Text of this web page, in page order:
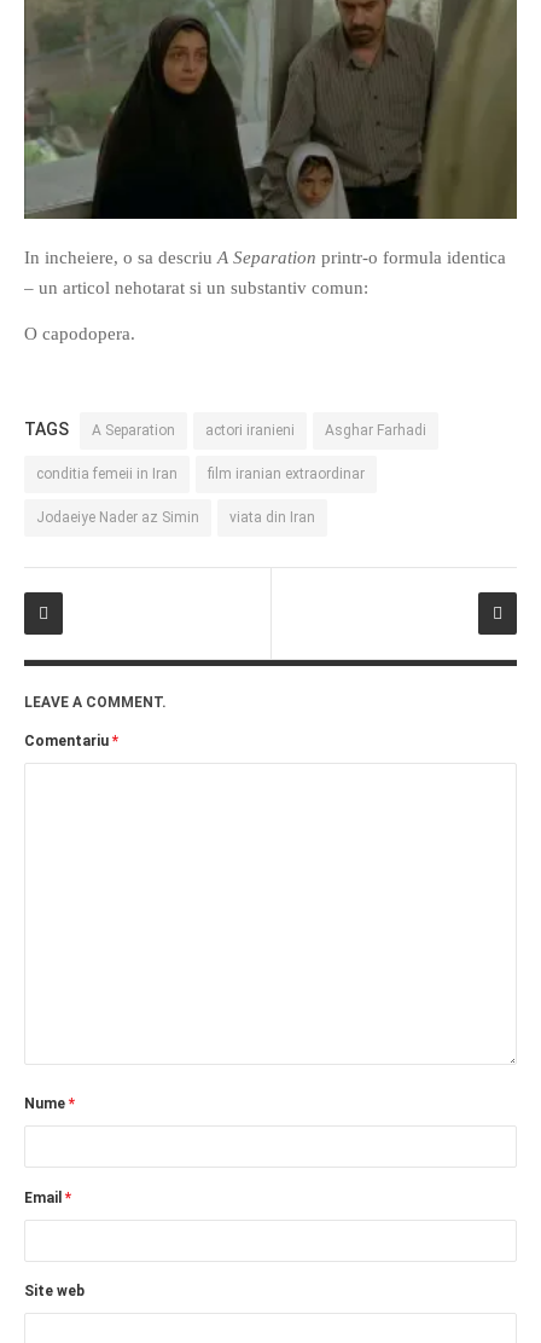
In incheiere, o sa descriu A Separation printr-o formula identica
– un articol nehotarat si un substantiv comun:
O capodopera.
TAGS A Separation actori iranieni Asghar Farhadi
conditia femeii in Iran film iranian extraordinar
Jodaeiye Nader az Simin viata din Iran
LEAVE A COMMENT.
Comentariu *
Nume *
Email *
Site web